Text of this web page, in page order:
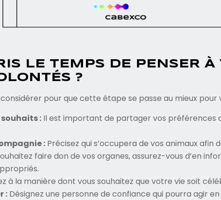
LE TEMPS DE PENSER À
?
pour que cette étape se passe au mieux pour
: Il est important de partager vos préférences
: Précisez qui s’occupera de vos animaux
faire don de vos organes, assurez-vous d’en
à la manière dont vous souhaitez que votre vie soit
: Désignez une personne de confiance qui pourra agir